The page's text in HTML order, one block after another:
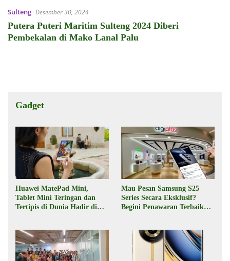
Sulteng Desember 30, 2024
Putera Puteri Maritim Sulteng 2024 Diberi
Pembekalan di Mako Lanal Palu
Gadget
Huawei MatePad Mini,
Tablet Mini Teringan dan
Tertipis di Dunia Hadir di
Mau Pesan Samsung S25
Series Secara Eksklusif?
Begini Penawaran Terbaik